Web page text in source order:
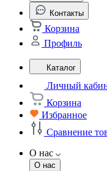
Контакты
Корзина
Профиль
Каталог
Личный
Корзина
Избранное
Сравнение
О нас
О нас